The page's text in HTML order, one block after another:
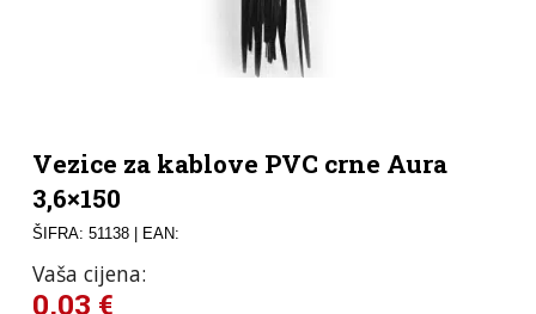
Vezice za kablove PVC crne Aura
3,6×150
ŠIFRA: 51138| EAN:
Vaša cijena:
0,03 €